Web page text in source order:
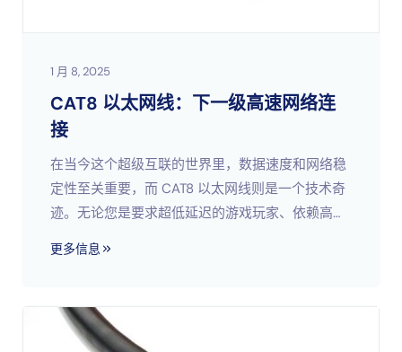
1 月 8, 2025
CAT8 以太网线：下一级高速网络连
接
在当今这个超级互联的世界里，数据速度和网络稳
定性至关重要，而 CAT8 以太网线则是一个技术奇
迹。无论您是要求超低延迟的游戏玩家、依赖高速
更多信息